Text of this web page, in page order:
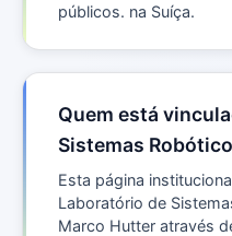
públicos. na Suíça.
Quem está
Sistemas
Esta página
Laboratório de
Marco Hutter através